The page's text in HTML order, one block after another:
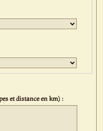
et distance en km) :